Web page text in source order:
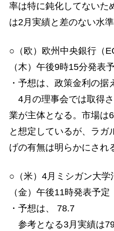
率は特に鈍化してないた
は2月実績と差のない水
○（欧）欧州中央銀行（
（木）午後9時15分発表
・予想は、政策金利の据
4月の理事会では取得
業が主体となる。市場は
と想定しているが、ラガ
げの有無は明らかにされ
○（米）4月ミシガン大
（金）午後11時発表予定
・予想は、 78.7
参考となる3月実績は